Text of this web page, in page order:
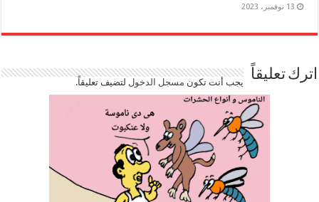
13 نوفمبر، 2023
اترك تعليقاً يجب أنت تكون مسجل الدخوللتضيف تعليقاً.